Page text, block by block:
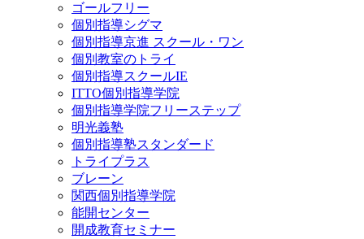
ゴールフリー
個別指導シグマ
個別指導京進 スクール・ワン
個別教室のトライ
個別指導スクールIE
ITTO個別指導学院
個別指導学院フリーステップ
明光義塾
個別指導塾スタンダード
トライプラス
ブレーン
関西個別指導学院
能開センター
開成教育セミナー